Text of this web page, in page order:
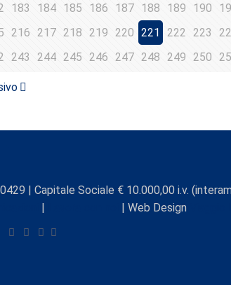
183 184 185 186 187 188 189 190
216 217 218 219 220 221 222 223
243 244 245 246 247 248 249 250
| Capitale Sociale € 10.000,00 i.v.
| | Web Design